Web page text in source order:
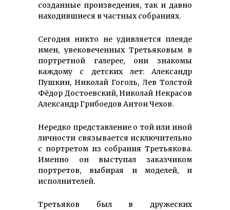
созданные произведения, так и давно
находившиеся в частных собраниях.
Сегодня никто не удивляется плеяде
имен, увековеченных Третьяковым в
портретной галерее, они знакомы
каждому с детских лет: Александр
Пушкин, Николай Гоголь, Лев Толстой
Фёдор Достоевский, Николай Некрасов
Александр Грибоедов Антон Чехов.
Нередко представление о той или иной
личности связывается исключительно
с портретом из собрания Третьякова.
Именно он выступал заказчиком
портретов, выбирая и моделей, и
исполнителей.
Третьяков был в дружеских